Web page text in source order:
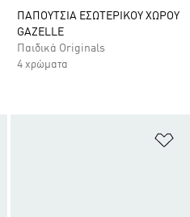
ΠΑΠΟΥΤΣΙΑ ΕΣΩΤΕΡΙΚΟΥ ΧΩΡΟΥ
GAZELLE
Παιδικά Originals
4 χρώματα
Προσθήκη στη Λίστα Επιθυμιών